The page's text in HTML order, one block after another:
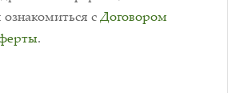
сДоговором
.